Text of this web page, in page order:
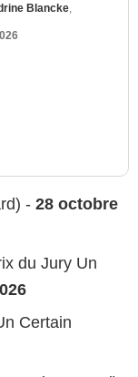
Blancke,
- 28 octobre
du Jury Un
Certain